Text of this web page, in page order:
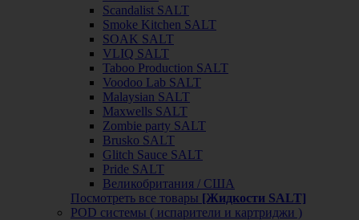
Scandalist SALT
Smoke Kitchen SALT
SOAK SALT
VLIQ SALT
Taboo Production SALT
Voodoo Lab SALT
Malaysian SALT
Maxwells SALT
Zombie party SALT
Brusko SALT
Glitch Sauce SALT
Pride SALT
Великобритания / США
Посмотреть все товары [Жидкости SALT]
POD системы ( испарители и картриджи )